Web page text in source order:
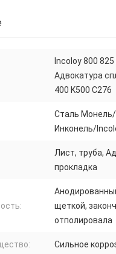
Incoloy 800
Адвокатура
400 K500 C276
Сталь Монель/
Инконель/
Лист, труба,
прокладка
щеткой,
отполировала
Сильное